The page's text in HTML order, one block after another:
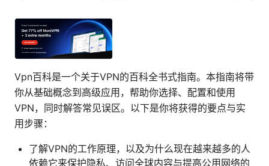
Vpn百科是一个关于VPN的百科全书式指南。本指南将带
你从基础概念到高级应用，帮助你选择、配置和使用
VPN，同时解答常见误区。以下是你将获得的要点与实
用步骤：
了解VPN的工作原理，以及为什么现在越来越多的人
依赖它来保护隐私、访问全球内容与提高公用网络的